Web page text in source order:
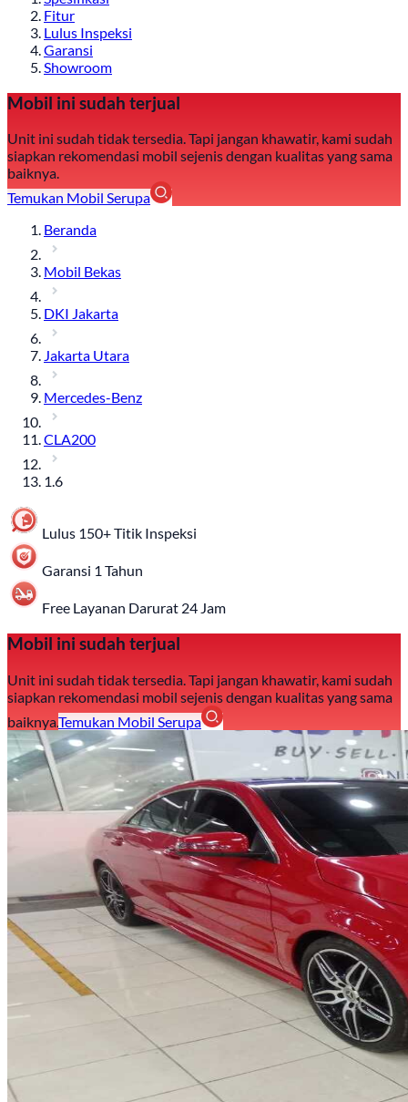
Fitur
Lulus Inspeksi
Garansi
Showroom
Mobil ini sudah terjual
Unit ini sudah tidak tersedia. Tapi jangan khawatir, kami sudah
siapkan rekomendasi mobil sejenis dengan kualitas yang sama
baiknya.
Temukan Mobil Serupa
Beranda
Mobil Bekas
DKI Jakarta
Jakarta Utara
Mercedes-Benz
CLA200
1.6
Lulus 150+ Titik Inspeksi
Garansi 1 Tahun
Free Layanan Darurat 24 Jam
Mobil ini sudah terjual
Unit ini sudah tidak tersedia. Tapi jangan khawatir, kami sudah
siapkan rekomendasi mobil sejenis dengan kualitas yang sama
baiknya.Temukan Mobil Serupa